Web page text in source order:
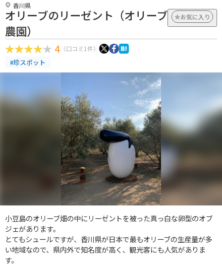
香川県
オリーブのリーゼント（オリーブ
農園）
お気に入り
4 （口コミ1件）
#珍スポット
小豆島のオリーブ畑の中にリーゼントを被った真っ白な卵型のオブ
ジェがあります。
とてもシュールですが、香川県が日本で最もオリーブの生産量が多
い地域なので、県内外で知名度が高く、観光客にも人気がありま
す。